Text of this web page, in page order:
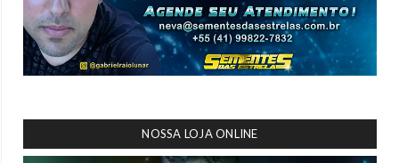
NOSSA LOJA ONLINE